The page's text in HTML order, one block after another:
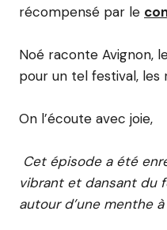
récompensé par le
Noé raconte Avignon,
pour un tel festival, les
On l’écoute avec joie,
Cet épisode a été
vibrant et dansant du
autour d’une menthe à